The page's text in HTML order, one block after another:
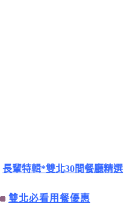
長輩特輯*雙北30間餐廳精選
雙北必看用餐優惠